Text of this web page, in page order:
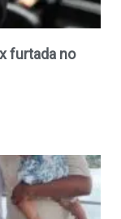
furtada no